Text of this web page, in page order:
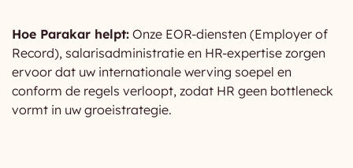
Hoe Parakar helpt: Onze EOR-diensten (Employer of
Record), salarisadministratie en HR-expertise zorgen
ervoor dat uw internationale werving soepel en
conform de regels verloopt, zodat HR geen bottleneck
vormt in uw groeistrategie.